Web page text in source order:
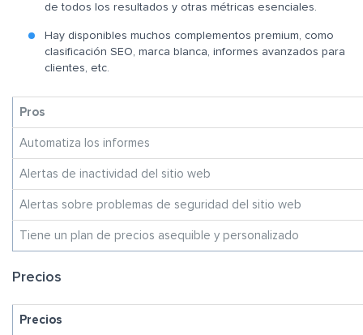
de todos los resultados y otras métricas esenciales.
Hay disponibles muchos complementos premium, como
clasificación SEO, marca blanca, informes avanzados para
clientes, etc.
Pros
Automatiza los informes
Alertas de inactividad del sitio web
Alertas sobre problemas de seguridad del sitio web
Tiene un plan de precios asequible y personalizado
Precios
Precios